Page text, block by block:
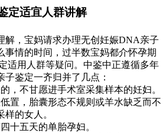
定适宜人群讲解
解，宝妈请求办理无创妊娠DNA亲子
事情的时间，过半数宝妈都介怀孕期
适用人群等疑问。中鉴中正遵循多年
子鉴定一齐归并了几点：
，不甘愿进手术室采集样本的妊妇。
置，胎囊形态不规则或羊水缺乏而不
的女人。
十五天的单胎孕妇。